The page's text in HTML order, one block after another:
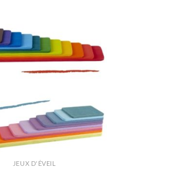
variations.
Les
options
être
choisies
sur
la
du
JEUX D'ÉVEIL